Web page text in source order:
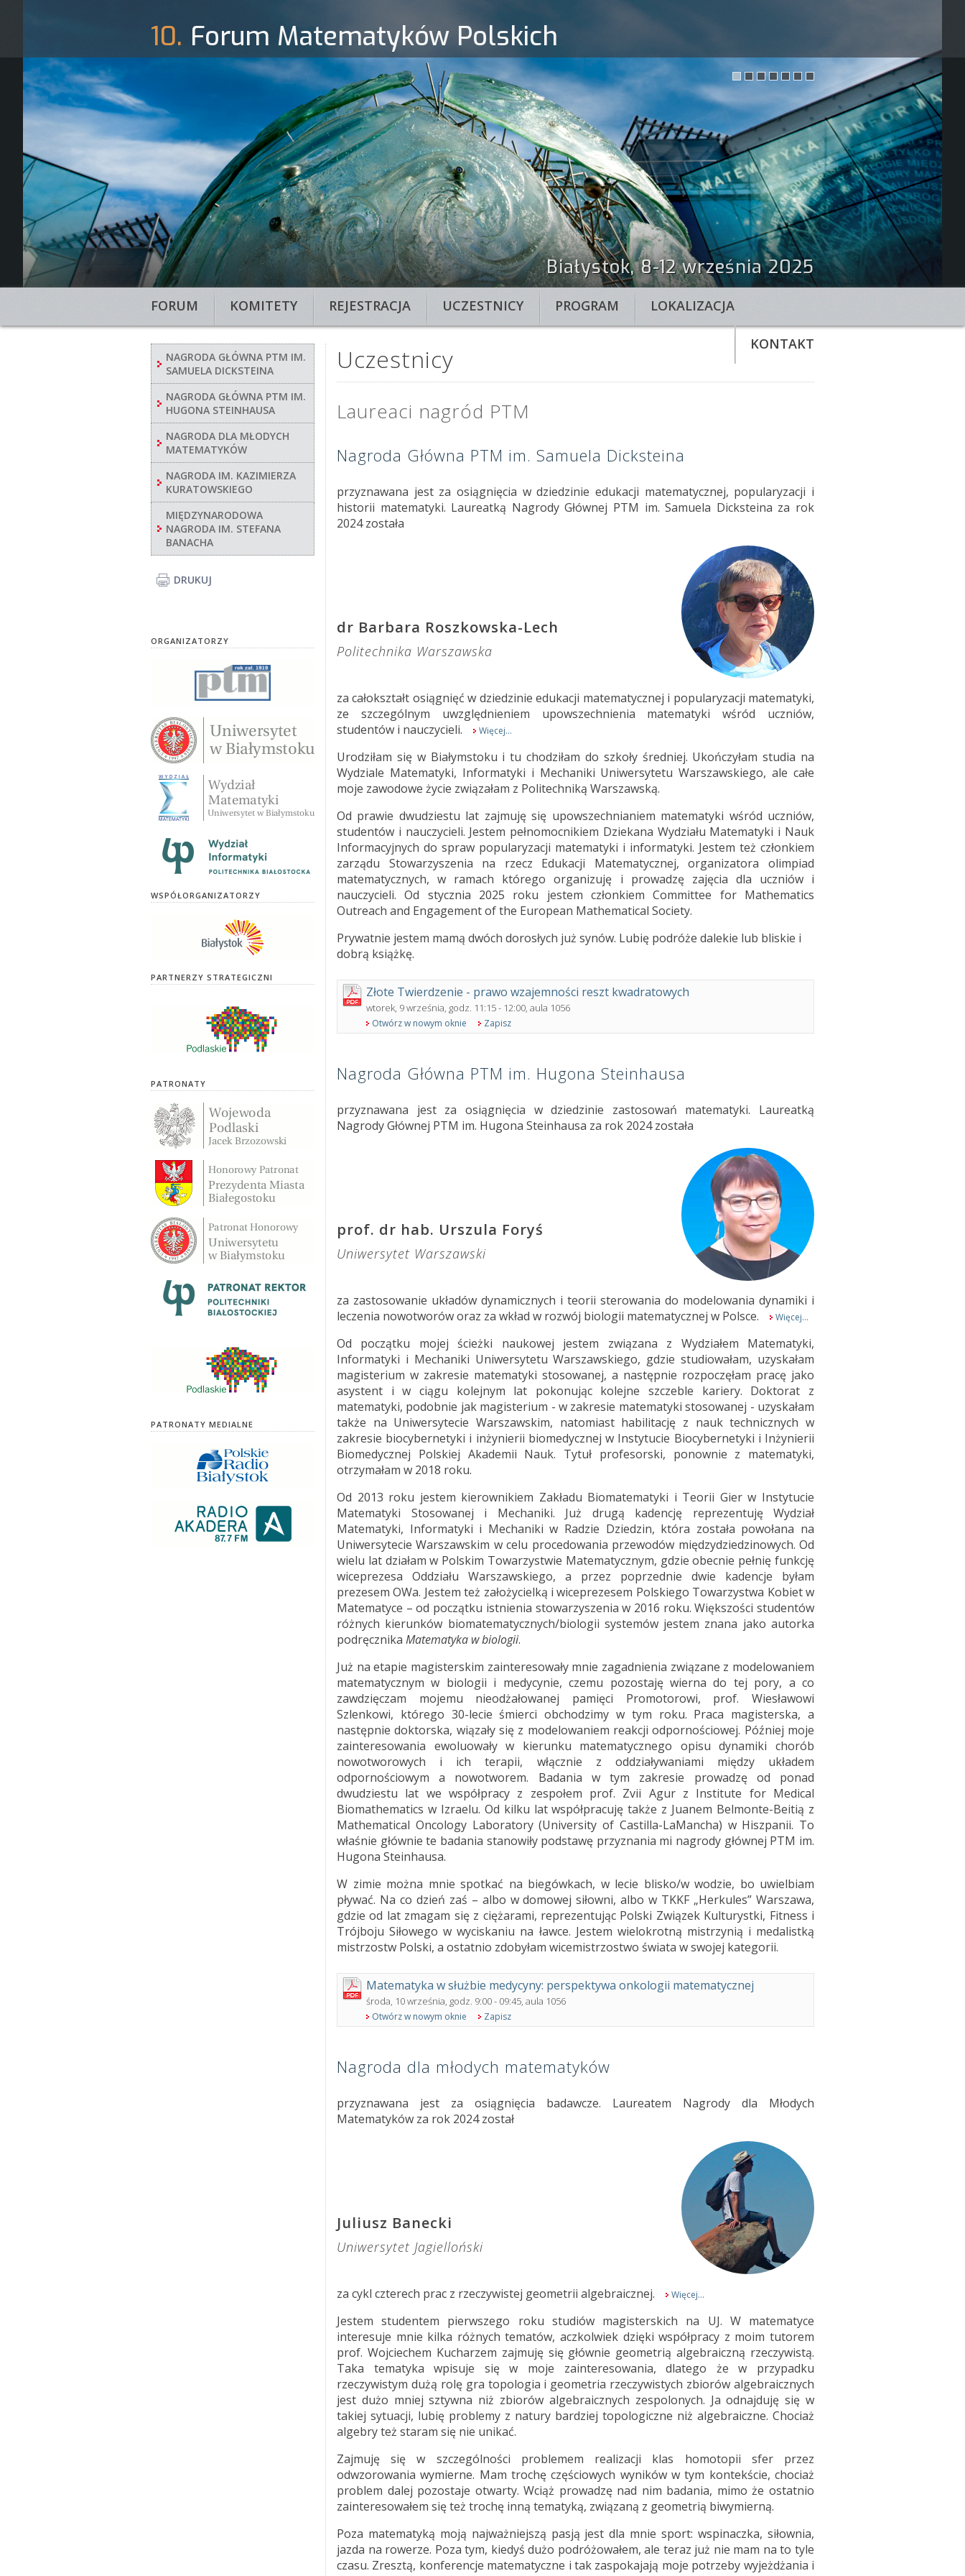
10. Forum Matematyków Polskich
Białystok, 8-12 września 2025
FORUM KOMITETY REJESTRACJA UCZESTNICY PROGRAM LOKALIZACJA
KONTAKT
NAGRODA GŁÓWNA PTM IM.
SAMUELA DICKSTEINA
NAGRODA GŁÓWNA PTM IM.
HUGONA STEINHAUSA
NAGRODA DLA MŁODYCH
MATEMATYKÓW
NAGRODA IM. KAZIMIERZA
KURATOWSKIEGO
MIĘDZYNARODOWA
NAGRODA IM. STEFANA
BANACHA
DRUKUJ
ORGANIZATORZY
WSPÓŁORGANIZATORZY
PARTNERZY STRATEGICZNI
PATRONATY
PATRONATY MEDIALNE
Uczestnicy
Laureaci nagród PTM
Nagroda Główna PTM im. Samuela Dicksteina
przyznawana jest za osiągnięcia w dziedzinie edukacji matematycznej, popularyzacji i
historii matematyki. Laureatką Nagrody Głównej PTM im. Samuela Dicksteina za rok
2024 została
dr Barbara Roszkowska-Lech
Politechnika Warszawska
za całokształt osiągnięć w dziedzinie edukacji matematycznej i popularyzacji matematyki,
ze szczególnym uwzględnieniem upowszechnienia matematyki wśród uczniów,
studentów i nauczycieli.
Więcej...
Urodziłam się w Białymstoku i tu chodziłam do szkoły średniej. Ukończyłam studia na
Wydziale Matematyki, Informatyki i Mechaniki Uniwersytetu Warszawskiego, ale całe
moje zawodowe życie związałam z Politechniką Warszawską.
Od prawie dwudziestu lat zajmuję się upowszechnianiem matematyki wśród uczniów,
studentów i nauczycieli. Jestem pełnomocnikiem Dziekana Wydziału Matematyki i Nauk
Informacyjnych do spraw popularyzacji matematyki i informatyki. Jestem też członkiem
zarządu Stowarzyszenia na rzecz Edukacji Matematycznej, organizatora olimpiad
matematycznych, w ramach którego organizuję i prowadzę zajęcia dla uczniów i
nauczycieli. Od stycznia 2025 roku jestem członkiem Committee for Mathematics
Outreach and Engagement of the European Mathematical Society.
Prywatnie jestem mamą dwóch dorosłych już synów. Lubię podróże dalekie lub bliskie i
dobrą książkę.
Złote Twierdzenie - prawo wzajemności reszt kwadratowych
wtorek, 9 września, godz. 11:15 - 12:00, aula 1056
Otwórz w nowym oknie Zapisz
Nagroda Główna PTM im. Hugona Steinhausa
przyznawana jest za osiągnięcia w dziedzinie zastosowań matematyki. Laureatką
Nagrody Głównej PTM im. Hugona Steinhausa za rok 2024 została
prof. dr hab. Urszula Foryś
Uniwersytet Warszawski
za zastosowanie układów dynamicznych i teorii sterowania do modelowania dynamiki i
leczenia nowotworów oraz za wkład w rozwój biologii matematycznej w Polsce.
Więcej...
Od początku mojej ścieżki naukowej jestem związana z Wydziałem Matematyki,
Informatyki i Mechaniki Uniwersytetu Warszawskiego, gdzie studiowałam, uzyskałam
magisterium w zakresie matematyki stosowanej, a następnie rozpoczęłam pracę jako
asystent i w ciągu kolejnym lat pokonując kolejne szczeble kariery. Doktorat z
matematyki, podobnie jak magisterium - w zakresie matematyki stosowanej - uzyskałam
także na Uniwersytecie Warszawskim, natomiast habilitację z nauk technicznych w
zakresie biocybernetyki i inżynierii biomedycznej w Instytucie Biocybernetyki i Inżynierii
Biomedycznej Polskiej Akademii Nauk. Tytuł profesorski, ponownie z matematyki,
otrzymałam w 2018 roku.
Od 2013 roku jestem kierownikiem Zakładu Biomatematyki i Teorii Gier w Instytucie
Matematyki Stosowanej i Mechaniki. Już drugą kadencję reprezentuję Wydział
Matematyki, Informatyki i Mechaniki w Radzie Dziedzin, która została powołana na
Uniwersytecie Warszawskim w celu procedowania przewodów międzydziedzinowych. Od
wielu lat działam w Polskim Towarzystwie Matematycznym, gdzie obecnie pełnię funkcję
wiceprezesa Oddziału Warszawskiego, a przez poprzednie dwie kadencje byłam
prezesem OWa. Jestem też założycielką i wiceprezesem Polskiego Towarzystwa Kobiet w
Matematyce – od początku istnienia stowarzyszenia w 2016 roku. Większości studentów
różnych kierunków biomatematycznych/biologii systemów jestem znana jako autorka
podręcznika Matematyka w biologii.
Już na etapie magisterskim zainteresowały mnie zagadnienia związane z modelowaniem
matematycznym w biologii i medycynie, czemu pozostaję wierna do tej pory, a co
zawdzięczam mojemu nieodżałowanej pamięci Promotorowi, prof. Wiesławowi
Szlenkowi, którego 30-lecie śmierci obchodzimy w tym roku. Praca magisterska, a
następnie doktorska, wiązały się z modelowaniem reakcji odpornościowej. Później moje
zainteresowania ewoluowały w kierunku matematycznego opisu dynamiki chorób
nowotworowych i ich terapii, włącznie z oddziaływaniami między układem
odpornościowym a nowotworem. Badania w tym zakresie prowadzę od ponad
dwudziestu lat we współpracy z zespołem prof. Zvii Agur z Institute for Medical
Biomathematics w Izraelu. Od kilku lat współpracuję także z Juanem Belmonte-Beitią z
Mathematical Oncology Laboratory (University of Castilla-LaMancha) w Hiszpanii. To
właśnie głównie te badania stanowiły podstawę przyznania mi nagrody głównej PTM im.
Hugona Steinhausa.
W zimie można mnie spotkać na biegówkach, w lecie blisko/w wodzie, bo uwielbiam
pływać. Na co dzień zaś – albo w domowej siłowni, albo w TKKF „Herkules” Warszawa,
gdzie od lat zmagam się z ciężarami, reprezentując Polski Związek Kulturystki, Fitness i
Trójboju Siłowego w wyciskaniu na ławce. Jestem wielokrotną mistrzynią i medalistką
mistrzostw Polski, a ostatnio zdobyłam wicemistrzostwo świata w swojej kategorii.
Matematyka w służbie medycyny: perspektywa onkologii matematycznej
środa, 10 września, godz. 9:00 - 09:45, aula 1056
Otwórz w nowym oknie Zapisz
Nagroda dla młodych matematyków
przyznawana jest za osiągnięcia badawcze. Laureatem Nagrody dla Młodych
Matematyków za rok 2024 został
Juliusz Banecki
Uniwersytet Jagielloński
za cykl czterech prac z rzeczywistej geometrii algebraicznej. Więcej...
Jestem studentem pierwszego roku studiów magisterskich na UJ. W matematyce
interesuje mnie kilka różnych tematów, aczkolwiek dzięki współpracy z moim tutorem
prof. Wojciechem Kucharzem zajmuję się głównie geometrią algebraiczną rzeczywistą.
Taka tematyka wpisuje się w moje zainteresowania, dlatego że w przypadku
rzeczywistym dużą rolę gra topologia i geometria rzeczywistych zbiorów algebraicznych
jest dużo mniej sztywna niż zbiorów algebraicznych zespolonych. Ja odnajduję się w
takiej sytuacji, lubię problemy z natury bardziej topologiczne niż algebraiczne. Chociaż
algebry też staram się nie unikać.
Zajmuję się w szczególności problemem realizacji klas homotopii sfer przez
odwzorowania wymierne. Mam trochę częściowych wyników w tym kontekście, chociaż
problem dalej pozostaje otwarty. Wciąż prowadzę nad nim badania, mimo że ostatnio
zainteresowałem się też trochę inną tematyką, związaną z geometrią biwymierną.
Poza matematyką moją najważniejszą pasją jest dla mnie sport: wspinaczka, siłownia,
jazda na rowerze. Poza tym, kiedyś dużo podróżowałem, ale teraz już nie mam na to tyle
czasu. Zresztą, konferencje matematyczne i tak zaspokajają moje potrzeby wyjeżdżania i